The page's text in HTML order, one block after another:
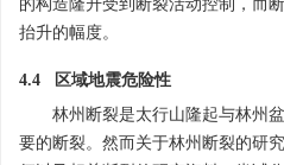
的构造隆升受到断裂活动控制，而
抬升的幅度。
4.4 区域地震危险性
林州断裂是太行山隆起与林州
要的断裂。然而关于林州断裂的研